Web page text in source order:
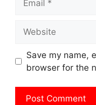
Save my name,
browser for the